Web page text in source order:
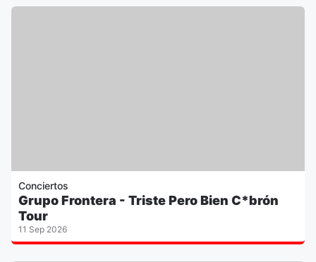
Conciertos
Grupo Frontera - Triste Pero Bien C*brón
Tour
11 Sep 2026